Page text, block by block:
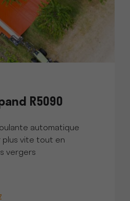
R5090
automatique
vite tout en
vergers